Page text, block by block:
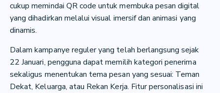
cukup memindai QR code untuk membuka pesan digital
yang dihadirkan melalui visual imersif dan animasi yang
dinamis.
Dalam kampanye reguler yang telah berlangsung sejak
22 Januari, pengguna dapat memilih kategori penerima
sekaligus menentukan tema pesan yang sesuai: Teman
Dekat, Keluarga, atau Rekan Kerja. Fitur personalisasi ini